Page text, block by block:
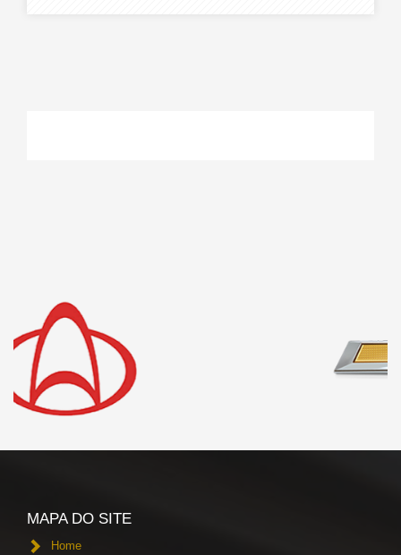
MAPA DO SITE
Home